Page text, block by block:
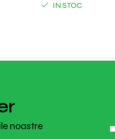
IN STOC
noastre